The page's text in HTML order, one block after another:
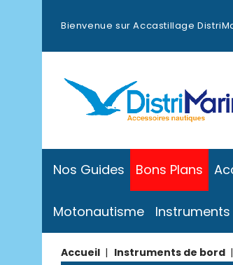
Bienvenue sur Accastillage
Nos Guides Bons Plans
Motonautisme
Accueil Instruments de bord